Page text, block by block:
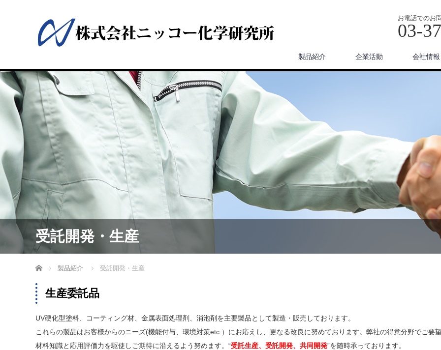
お電話でのお
03-
製品紹介 企業活動 会社情報
受託開発・生産
ホーム 製品紹介 受託開発・生産
生産委託品
UV硬化型塗料、コーティング材、金属表面処理剤、消泡剤を主要製品として製造・販売しております。
これらの製品はお客様からのニーズ(機能付与、環境対策etc.）にお応えし、更なる改良に努めております。弊社の得意分野でご要
材料知識と応用評価力を駆使しご期待に沿えるよう努めます。“受託生産、受託開発、共同開発”を随時承っております。